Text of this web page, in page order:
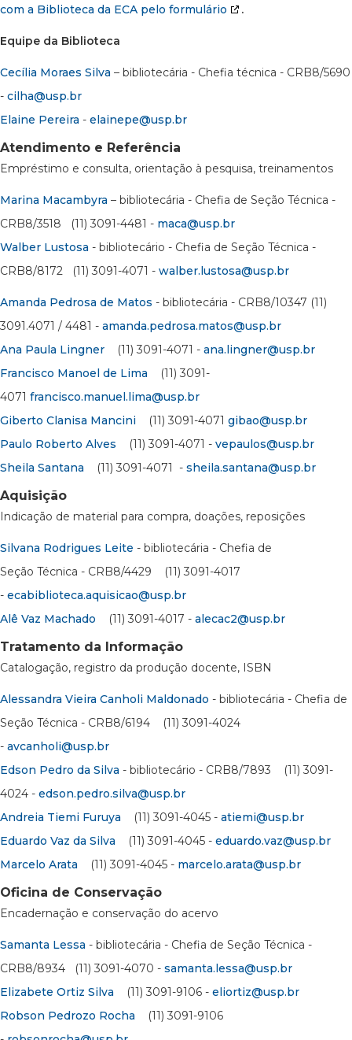
com a Biblioteca da ECA pelo formulário
.
Equipe da Biblioteca
Cecília Moraes Silva – bibliotecária - Chefia técnica - CRB8/5690
- cilha@usp.br
Elaine Pereira - elainepe@usp.br
Atendimento e Referência
Empréstimo e consulta, orientação à pesquisa, treinamentos
Marina Macambyra – bibliotecária - Chefia de Seção Técnica -
CRB8/3518 (11) 3091-4481 - maca@usp.br
Walber Lustosa - bibliotecário - Chefia de Seção Técnica -
CRB8/8172 (11) 3091-4071 - walber.lustosa@usp.br
Amanda Pedrosa de Matos - bibliotecária - CRB8/10347 (11)
3091.4071 / 4481 - amanda.pedrosa.matos@usp.br
Ana Paula Lingner (11) 3091-4071 - ana.lingner@usp.br
Francisco Manoel de Lima
(11) 3091-
4071 francisco.manuel.lima@usp.br
Giberto Clanisa Mancini (11) 3091-4071 gibao@usp.br
Paulo Roberto Alves (11) 3091-4071 - vepaulos@usp.br
Sheila Santana (11) 3091-4071 - sheila.santana@usp.br
Aquisição
Indicação de material para compra, doações, reposições
Silvana Rodrigues Leite - bibliotecária - Chefia de
Seção Técnica - CRB8/4429 (11) 3091-4017
- ecabiblioteca.aquisicao@usp.br
Alê Vaz Machado (11) 3091-4017 - alecac2@usp.br
Tratamento da Informação
Catalogação, registro da produção docente, ISBN
Alessandra Vieira Canholi Maldonado - bibliotecária - Chefia de
Seção Técnica - CRB8/6194 (11) 3091-4024
- avcanholi@usp.br
Edson Pedro da Silva - bibliotecário - CRB8/7893 (11) 3091-
4024 - edson.pedro.silva@usp.br
Andreia Tiemi Furuya (11) 3091-4045 - atiemi@usp.br
Eduardo Vaz da Silva (11) 3091-4045 - eduardo.vaz@usp.br
Marcelo Arata (11) 3091-4045 - marcelo.arata@usp.br
Oficina de Conservação
Encadernação e conservação do acervo
Samanta Lessa - bibliotecária - Chefia de Seção Técnica -
CRB8/8934 (11) 3091-4070 - samanta.lessa@usp.br
Elizabete Ortiz Silva (11) 3091-9106 - eliortiz@usp.br
Robson Pedrozo Rocha (11) 3091-9106